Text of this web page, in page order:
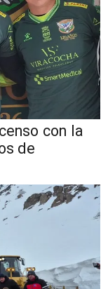
con la
de